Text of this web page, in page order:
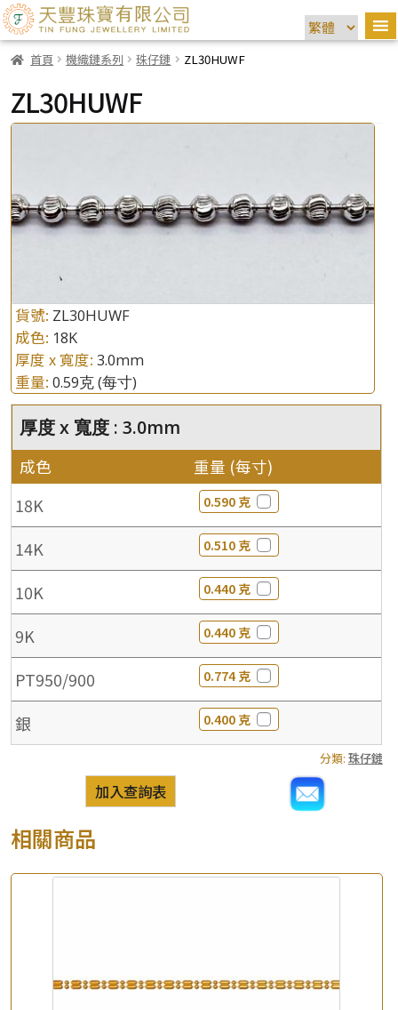
首頁 機織鏈系列 珠仔鏈 ZL30HUWF
ZL30HUWF
貨號: ZL30HUWF
成色: 18K
厚度 x 寬度: 3.0mm
重量: 0.59克(每寸)
厚度 x 寬度 : 3.0mm
成色 重量 (每寸)
18K 0.590 克
14K 0.510 克
10K 0.440 克
9K 0.440 克
PT950/900 0.774 克
銀 0.400 克
分類: 珠仔鏈
加入查詢表
相關商品